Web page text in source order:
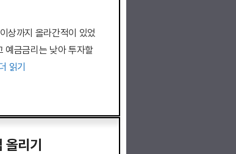
상까지 올라간적이 있었
예금금리는 낮아 투자할
읽기
리기